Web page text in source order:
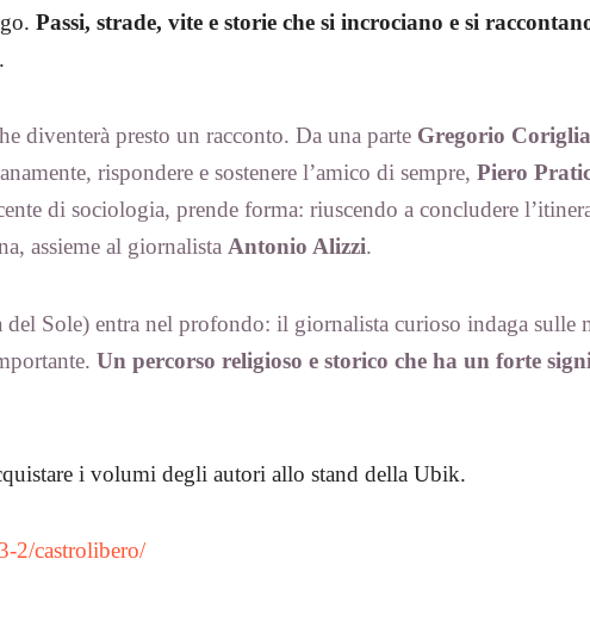
Passi, strade, vite e storie che si incrociano e si
diventerà presto un racconto. Da una parte Gregorio
rispondere e sostenere l’amico di sempre, Piero
di sociologia, prende forma: riuscendo a concludere
assieme al giornalista Antonio Alizzi.
del Sole) entra nel profondo: il giornalista curioso indaga sulle
Un percorso religioso e storico che ha un forte
i volumi degli autori allo stand della Ubik.
2/castrolibero/